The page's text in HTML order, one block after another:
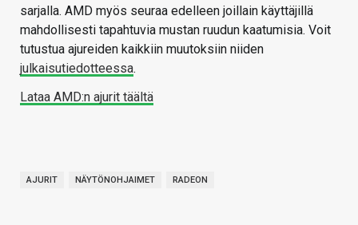
sarjalla. AMD myös seuraa edelleen joillain käyttäjillä
mahdollisesti tapahtuvia mustan ruudun kaatumisia. Voit
tutustua ajureiden kaikkiin muutoksiin niiden
julkaisutiedotteessa.
Lataa AMD:n ajurit täältä
AJURIT NÄYTÖNOHJAIMET RADEON